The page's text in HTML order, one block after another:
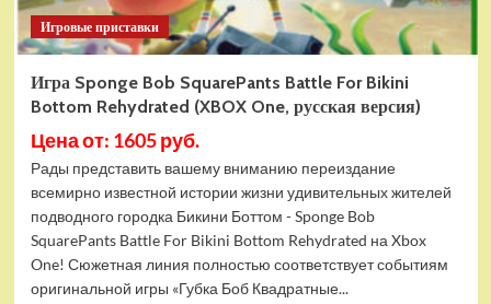
Игровые приставки
Игра Sponge Bob SquarePants Battle For Bikini
Bottom Rehydrated (XBOX One, русская версия)
Цена от: 1605 руб.
Рады представить вашему вниманию переиздание
всемирно известной истории жизни удивительных жителей
подводного городка Бикини Боттом - Sponge Bob
SquarePants Battle For Bikini Bottom Rehydrated на Xbox
One! Сюжетная линия полностью соответствует событиям
оригинальной игры «Губка Боб Квадратные...